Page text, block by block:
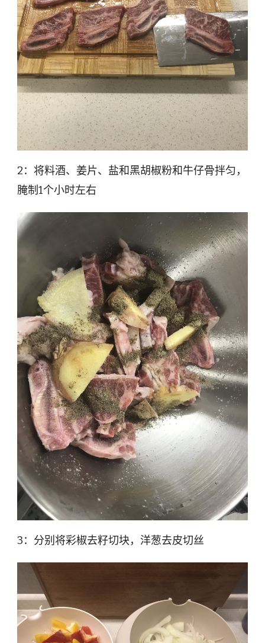
2：将料酒、姜片、盐和黑胡椒粉和牛仔骨拌匀，
腌制1个小时左右
3：分别将彩椒去籽切块，洋葱去皮切丝